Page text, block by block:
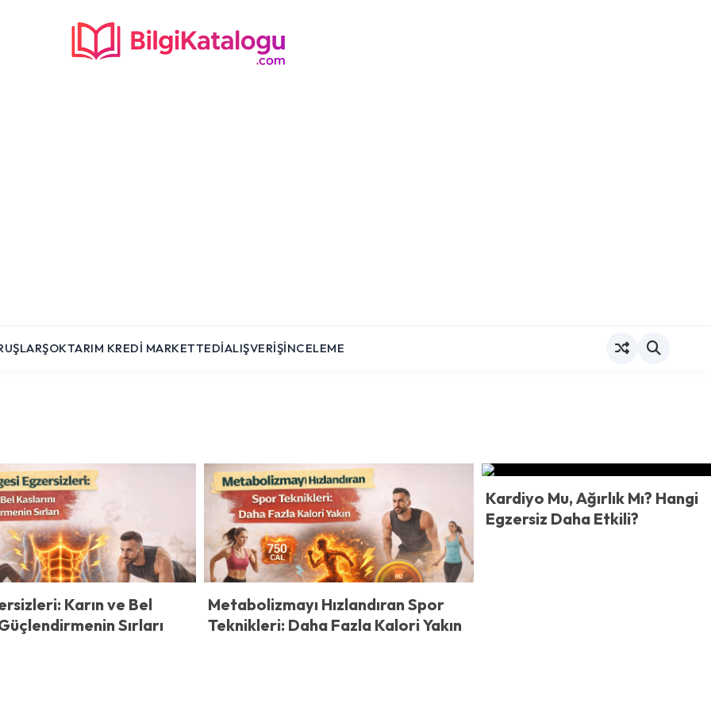
ŞOKTARIM KREDI MARKETTEDIALIŞVERIŞİNCELEME
Karın ve Bel
Sırları
Metabolizmayı Hızlandıran Spor
Teknikleri: Daha Fazla Kalori Yakın
Kardiyo Mu, Ağırlık Mı? Hangi
Egzersiz Daha Etkili?